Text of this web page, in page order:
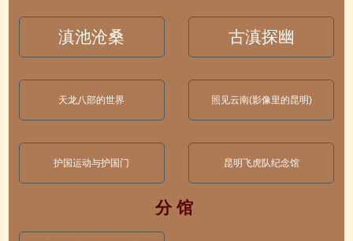
滇池沧桑 古滇探幽
天龙八部的世界 照见云南(影像里的昆明)
护国运动与护国门 昆明飞虎队纪念馆
分 馆